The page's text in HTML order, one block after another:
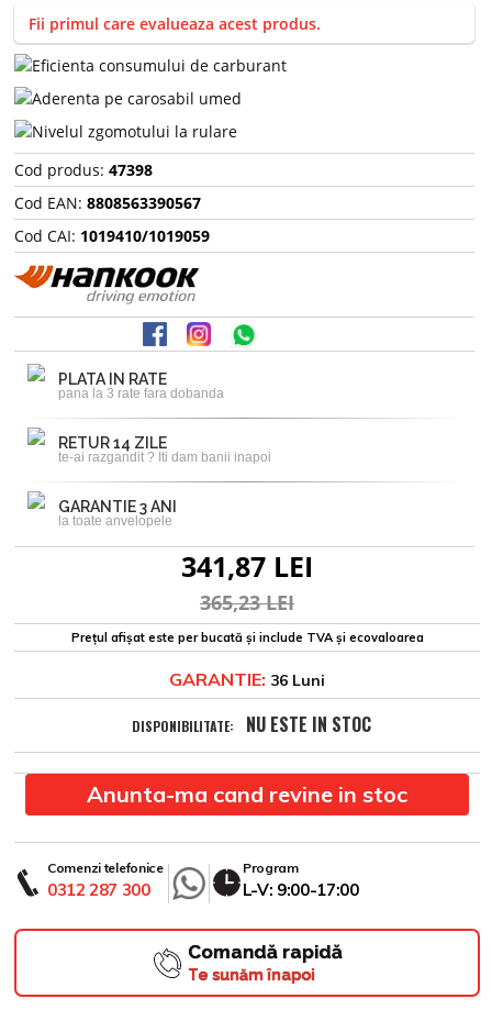
Fii primul care evalueaza acest produs.
Cod produs: 47398
Cod EAN: 8808563390567
Cod CAI: 1019410/1019059
PLATA IN RATE
pana la 3 rate fara dobanda
RETUR 14 ZILE
te-ai razgandit ? Iti dam banii inapoi
GARANTIE 3 ANI
la toate anvelopele
341,87 LEI
365,23 LEI
Prețul afișat este per bucată și include TVA și ecovaloarea
GARANTIE: 36 Luni
DISPONIBILITATE: NU ESTE IN STOC
Anunta-ma cand revine in stoc
Comenzi telefonice
0312 287 300
Program
L-V: 9:00-17:00
Comandă rapidă
Te sunăm înapoi